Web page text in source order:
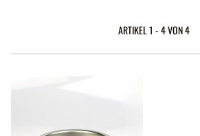
ARTIKEL 1 - 4 VON 4